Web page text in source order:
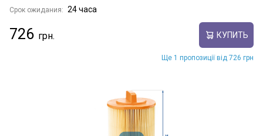
Срок ожидания: 24 часа
726 КУПИТЬ
Ще 1 пропозиції від 726 грн